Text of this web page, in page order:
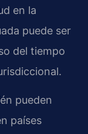
en la
puede ser
del tiempo
pueden
países